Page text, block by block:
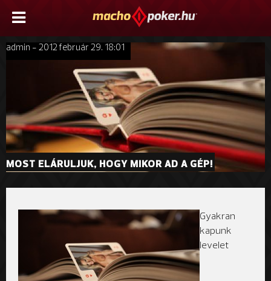
MOST ELÁRULJUK, HOGY MIKOR AD A GÉP!
admin - 2012 február 29. 18:01
Gyakran
kapunk
levelet